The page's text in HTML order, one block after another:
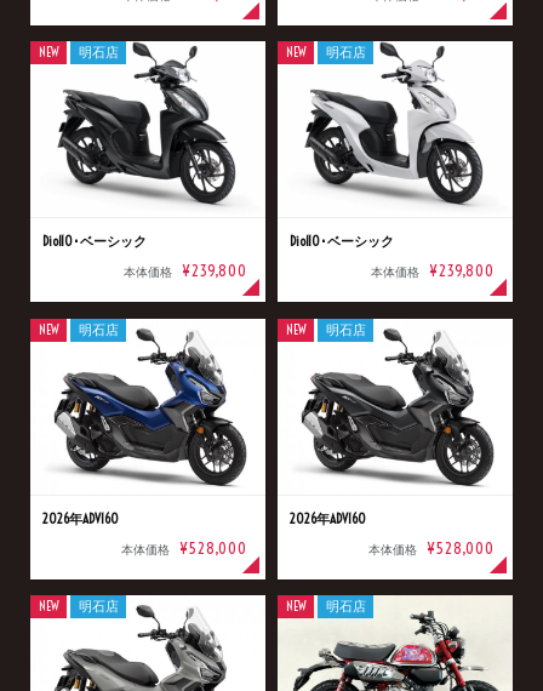
Dio110･ベーシック
本体価格 ¥239,800
NEW 明石店
Dio110･ベーシック
本体価格 ¥239,800
NEW 明石店
2026年ADV160
本体価格 ¥528,000
NEW 明石店
2026年ADV160
本体価格 ¥528,000
NEW 明石店
NEW 明石店 NEW 明石店